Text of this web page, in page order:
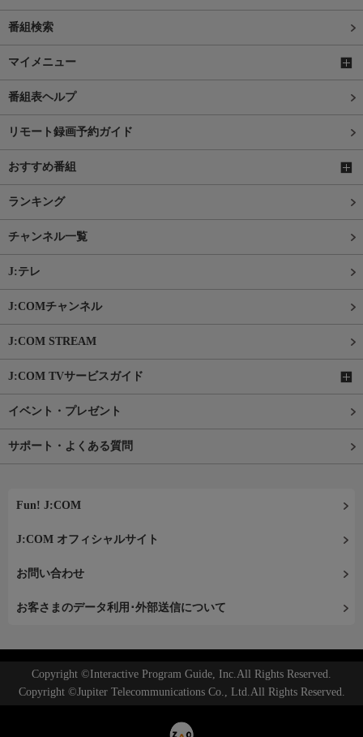
番組検索
マイメニュー
番組表ヘルプ
リモート録画予約ガイド
おすすめ番組
ランキング
チャンネル一覧
J:テレ
J:COMチャンネル
J:COM STREAM
J:COM TVサービスガイド
イベント・プレゼント
サポート・よくある質問
Fun! J:COM
J:COM オフィシャルサイト
お問い合わせ
お客さまのデータ利用･外部送信について
Copyright ©Interactive Program Guide, Inc.All Rights Reserved.
Copyright ©Jupiter Telecommunications Co., Ltd.All Rights Reserved.